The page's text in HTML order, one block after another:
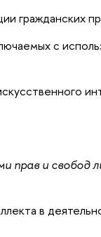
гражданских
с
прав и свобод
в